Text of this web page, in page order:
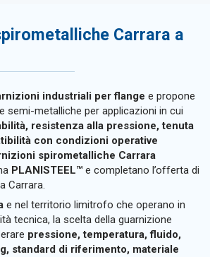
Carrara a
industriali per flange e propone
semi-metalliche per applicazioni in cui
resistenza alla pressione, tenuta
con condizioni operative
spirometalliche Carrara
PLANISTEEL™ e completano l’offerta di
Carrara.
e nel territorio limitrofo che operano in
tecnica, la scelta della guarnizione
pressione, temperatura, fluido,
standard di riferimento, materiale